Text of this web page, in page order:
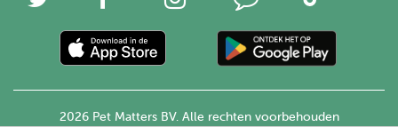
2026 Pet Matters BV. Alle rechten voorbehouden